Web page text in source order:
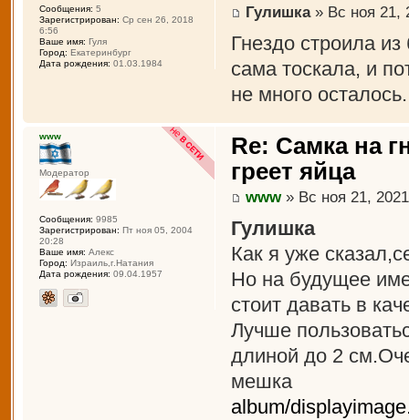
Гулишка» Вс ноя 21,
Гнездо строила
сама тоскала, и
не много осталось.
Сообщения: 5
Зарегистрирован: Ср сен 26, 2018
6:56
Ваше имя: Гуля
Город: Екатеринбург
Дата рождения: 01.03.1984
Re: Самка на
греет яйца
www» Вс ноя 21,
Гулишка
Как я уже
Но на будущее
стоит давать в
Лучше
длиной до 2
мешка
album/
www
Модератор
Сообщения: 9985
Зарегистрирован: Пт ноя 05, 2004
20:28
Ваше имя: Алекс
Город: Израиль,г.Натания
Дата рождения: 09.04.1957